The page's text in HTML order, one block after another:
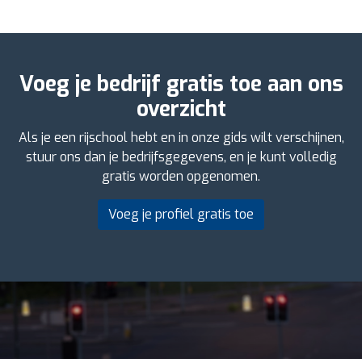
Voeg je bedrijf gratis toe aan ons
overzicht
Als je een rijschool hebt en in onze gids wilt verschijnen,
stuur ons dan je bedrijfsgegevens, en je kunt volledig
gratis worden opgenomen.
Voeg je profiel gratis toe